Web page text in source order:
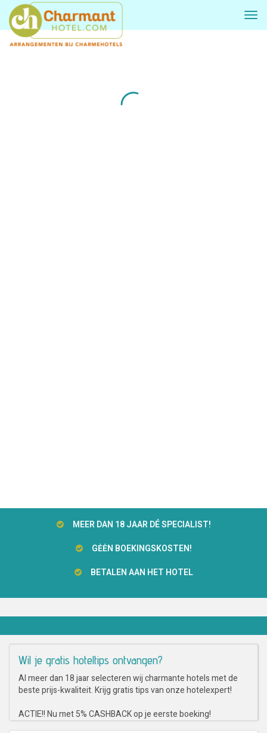
MEER DAN 18 JAAR DÉ SPECIALIST!
GĖĖN BOEKINGSKOSTEN!
BETALEN AAN HET HOTEL
Wil je gratis hoteltips ontvangen?
Al meer dan 18 jaar selecteren wij charmante hotels met de
beste prijs-kwaliteit. Krijg gratis tips van onze hotelexpert!
ACTIE!! Nu met 5% CASHBACK op je eerste boeking!